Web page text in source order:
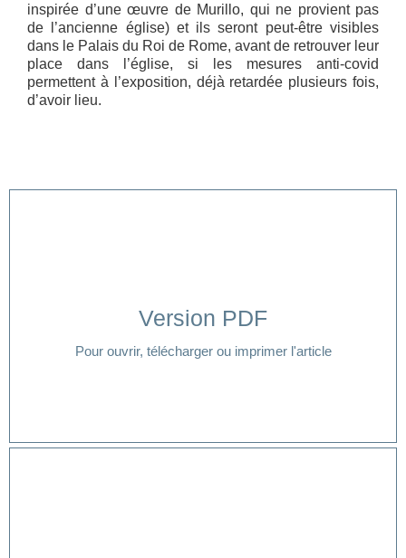
inspirée d’une œuvre de Murillo, qui ne provient pas
de l’ancienne église) et ils seront peut-être visibles
dans le Palais du Roi de Rome, avant de retrouver leur
place dans l’église, si les mesures anti-covid
permettent à l’exposition, déjà retardée plusieurs fois,
d’avoir lieu.
Version PDF
Pour ouvrir, télécharger ou imprimer l'article
Cliquer ici